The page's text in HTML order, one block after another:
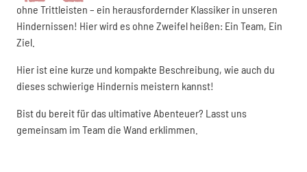
ohne Trittleisten – ein herausfordernder Klassiker in unseren
Hindernissen! Hier wird es ohne Zweifel heißen: Ein Team, Ein
Ziel.
Hier ist eine kurze und kompakte Beschreibung, wie auch du
dieses schwierige Hindernis meistern kannst!
Bist du bereit für das ultimative Abenteuer? Lasst uns
gemeinsam im Team die Wand erklimmen.